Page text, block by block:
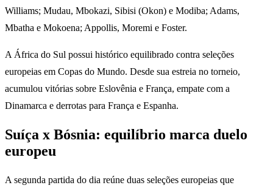
Williams; Mudau, Mbokazi, Sibisi (Okon) e Modiba; Adams,
Mbatha e Mokoena; Appollis, Moremi e Foster.
A África do Sul possui histórico equilibrado contra seleções
europeias em Copas do Mundo. Desde sua estreia no torneio,
acumulou vitórias sobre Eslovênia e França, empate com a
Dinamarca e derrotas para França e Espanha.
Suíça x Bósnia: equilíbrio marca duelo
europeu
A segunda partida do dia reúne duas seleções europeias que